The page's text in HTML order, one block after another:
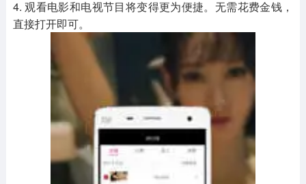
4. 观看电影和电视节目将变得更为便捷。无需花费金钱，
直接打开即可。